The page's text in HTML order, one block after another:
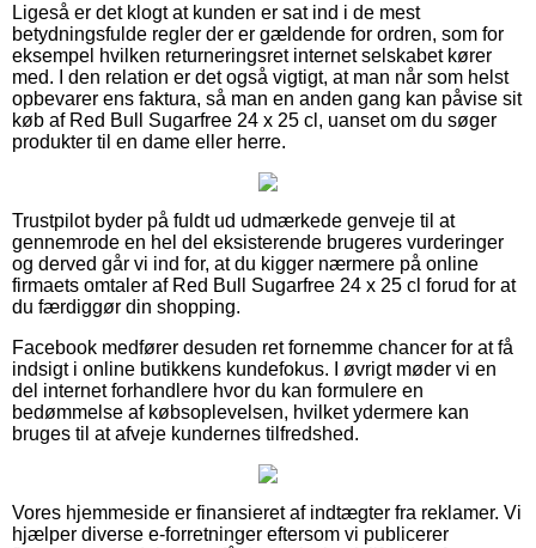
Ligeså er det klogt at kunden er sat ind i de mest
betydningsfulde regler der er gældende for ordren, som for
eksempel hvilken returneringsret internet selskabet kører
med. I den relation er det også vigtigt, at man når som helst
opbevarer ens faktura, så man en anden gang kan påvise sit
køb af Red Bull Sugarfree 24 x 25 cl, uanset om du søger
produkter til en dame eller herre.
Trustpilot byder på fuldt ud udmærkede genveje til at
gennemrode en hel del eksisterende brugeres vurderinger
og derved går vi ind for, at du kigger nærmere på online
firmaets omtaler af Red Bull Sugarfree 24 x 25 cl forud for at
du færdiggør din shopping.
Facebook medfører desuden ret fornemme chancer for at få
indsigt i online butikkens kundefokus. I øvrigt møder vi en
del internet forhandlere hvor du kan formulere en
bedømmelse af købsoplevelsen, hvilket ydermere kan
bruges til at afveje kundernes tilfredshed.
Vores hjemmeside er finansieret af indtægter fra reklamer. Vi
hjælper diverse e-forretninger eftersom vi publicerer